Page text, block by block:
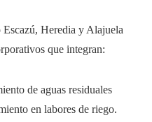
Escazú, Heredia y Alajuela
que integran:
de aguas residuales
en labores de riego.